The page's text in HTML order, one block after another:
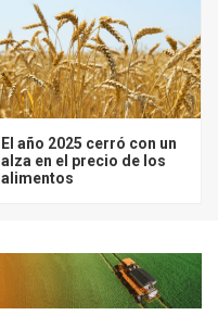
El año 2025 cerró con un
alza en el precio de los
alimentos